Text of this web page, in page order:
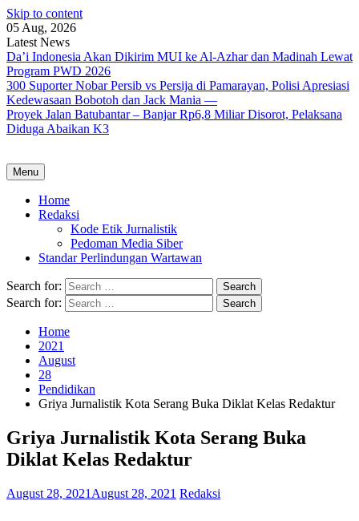
Skip to content
05 Aug, 2026
Latest News
Da’i Indonesia Akan Dikirim MUI ke Al-Azhar dan Madinah Lewat
Program PWD 2026
300 Suporter Nobar Persib vs Persija di Pamarayan, Polisi Apresiasi
Kedewasaan Bobotoh dan Jack Mania —
Proyek Jalan Batubantar – Banjar Rp6,8 Miliar Disorot, Pelaksana
Diduga Abaikan K3
Menu
Home
Redaksi
Kode Etik Jurnalistik
Pedoman Media Siber
Standar Perlindungan Wartawan
Search for:
Search for:
Home
2021
August
28
Pendidikan
Griya Jurnalistik Kota Serang Buka Diklat Kelas Redaktur
Griya Jurnalistik Kota Serang Buka
Diklat Kelas Redaktur
August 28, 2021 August 28, 2021 Redaksi